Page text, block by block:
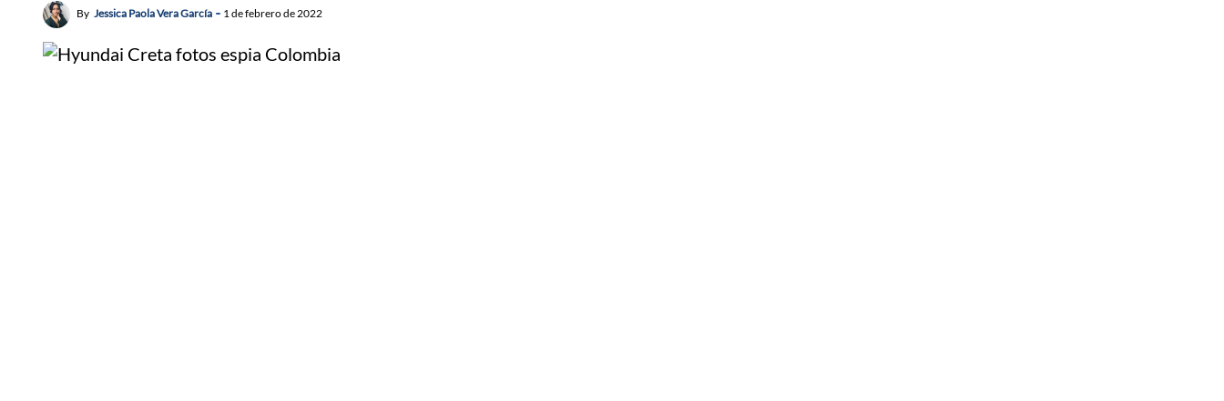
By Jessica Paola Vera García 1 de febrero de 2022